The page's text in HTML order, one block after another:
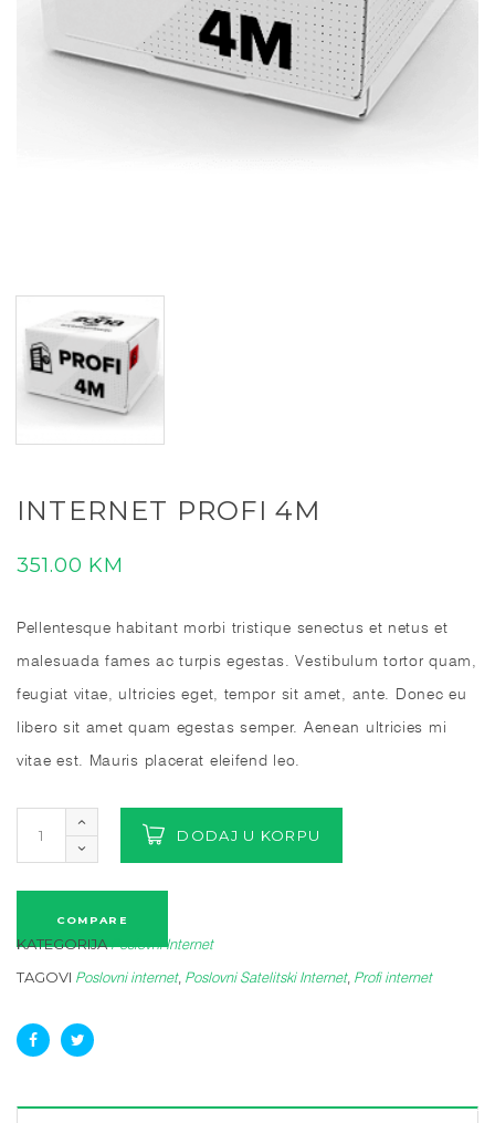
INTERNET PROFI 4M
351.00 KM
Pellentesque habitant morbi tristique senectus et netus et
malesuada fames ac turpis egestas. Vestibulum tortor quam,
feugiat vitae, ultricies eget, tempor sit amet, ante. Donec eu
libero sit amet quam egestas semper. Aenean ultricies mi
vitae est. Mauris placerat eleifend leo.
DODAJ U KORPU
COMPARE
KATEGORIJA Poslovni Internet
TAGOVI Poslovni internet, Poslovni Satelitski Internet, Profi internet